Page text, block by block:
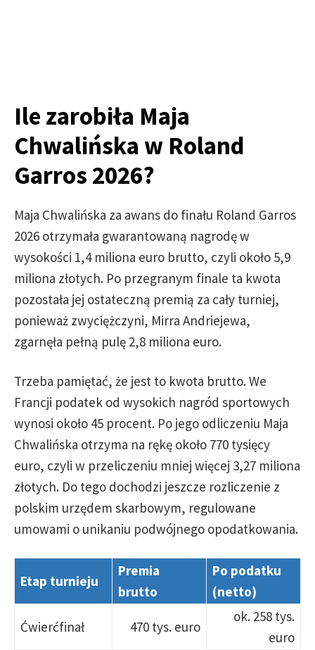
Ile zarobiła Maja
Chwalińska w Roland
Garros 2026?
Maja Chwalińska za awans do finału Roland Garros
2026 otrzymała gwarantowaną nagrodę w
wysokości 1,4 miliona euro brutto, czyli około 5,9
miliona złotych. Po przegranym finale ta kwota
pozostała jej ostateczną premią za cały turniej,
ponieważ zwyciężczyni, Mirra Andriejewa,
zgarnęła pełną pulę 2,8 miliona euro.
Trzeba pamiętać, że jest to kwota brutto. We
Francji podatek od wysokich nagród sportowych
wynosi około 45 procent. Po jego odliczeniu Maja
Chwalińska otrzyma na rękę około 770 tysięcy
euro, czyli w przeliczeniu mniej więcej 3,27 miliona
złotych. Do tego dochodzi jeszcze rozliczenie z
polskim urzędem skarbowym, regulowane
umowami o unikaniu podwójnego opodatkowania.
Etap turnieju
Premia
brutto
Po podatku
(netto)
Ćwierćfinał 470 tys. euro
ok. 258 tys.
euro